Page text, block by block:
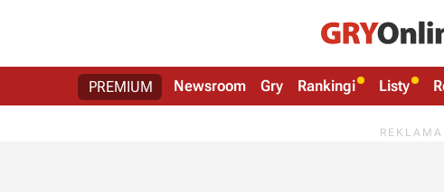
PREMIUM Newsroom Gry Rankingi Listy